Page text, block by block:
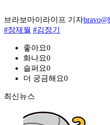
브라보마이라이프 기자
#장재월 #김정기
좋아요0
화나요0
슬퍼요0
더 궁금해요0
최신뉴스